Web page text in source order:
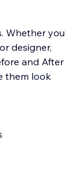
Whether you
designer,
and After
them look